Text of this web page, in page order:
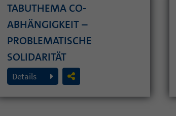
TABUTHEMA CO-
ABHÄNGIGKEIT –
PROBLEMATISCHE
SOLIDARITÄT
26. Juli 2026
Details